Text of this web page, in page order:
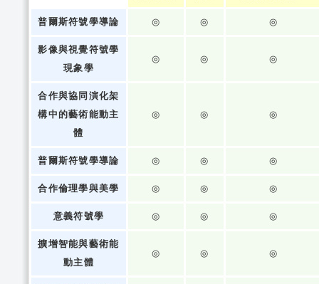
普爾斯符號學導論 ◎ ◎ ◎
影像與視覺符號學
現象學
◎ ◎ ◎
合作與協同演化架
構中的藝術能動主
體
◎ ◎ ◎
普爾斯符號學導論 ◎ ◎ ◎
合作倫理學與美學 ◎ ◎ ◎
意義符號學 ◎ ◎ ◎
擴增智能與藝術能
動主體
◎ ◎ ◎